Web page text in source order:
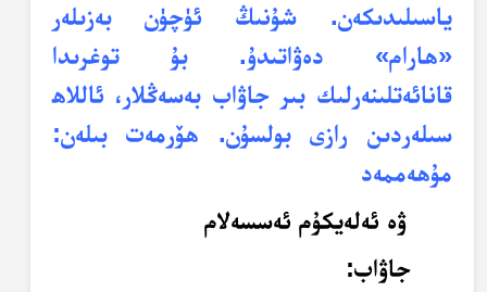
ياسىلىدىكەن. شۇنىڭ ئۈچۈن بەزىلەر
«ھارام» دەۋاتىدۇ. بۇ توغرىدا
قانائەتلىنەرلىك بىر جاۋاب بەسەڭلار، ئاللاھ
سىلەردىن رازى بولسۇن. ھۆرمەت بىلەن:
مۇھەممەد
ۋە ئەلەيكۇم ئەسسەلام
جاۋاب: